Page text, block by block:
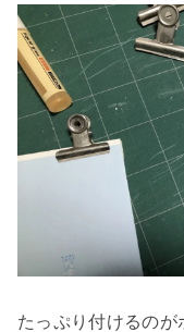
たっぷり付けるのが